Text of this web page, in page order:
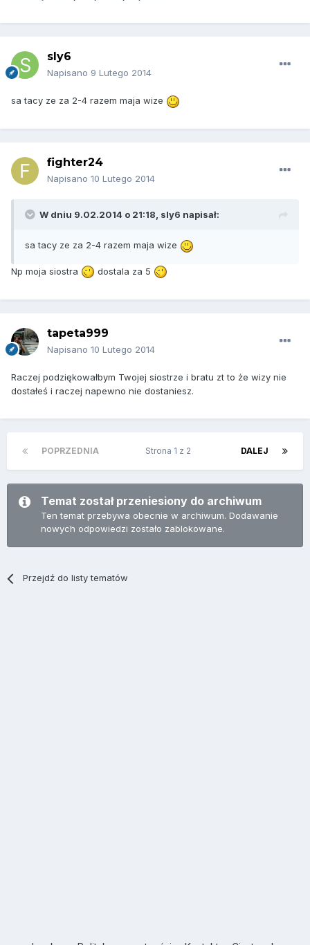
sly6
Napisano 9 Lutego 2014
sa tacy ze za 2-4 razem maja wize
fighter24
Napisano 10 Lutego 2014
W dniu 9.02.2014 o 21:18, sly6 napisał:
sa tacy ze za 2-4 razem maja wize
Np moja siostra dostala za 5
tapeta999
Napisano 10 Lutego 2014
Raczej podziękowałbym Twojej siostrze i bratu zt to że wizy nie
dostałeś i raczej napewno nie dostaniesz.
POPRZEDNIA DALEJ
Strona 1 z 2
Temat został przeniesiony do archiwum
Ten temat przebywa obecnie w archiwum. Dodawanie
nowych odpowiedzi zostało zablokowane.
Przejdź do listy tematów